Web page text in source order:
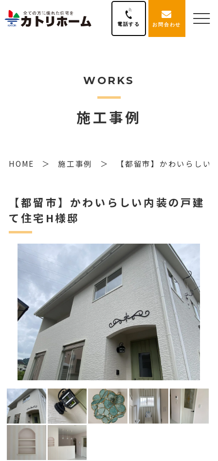
電話する お問合わせ
WORKS
施工事例
HOME 施工事例 【都留市】かわいらし
【都留市】かわいらしい内装の戸建
て住宅H様邸